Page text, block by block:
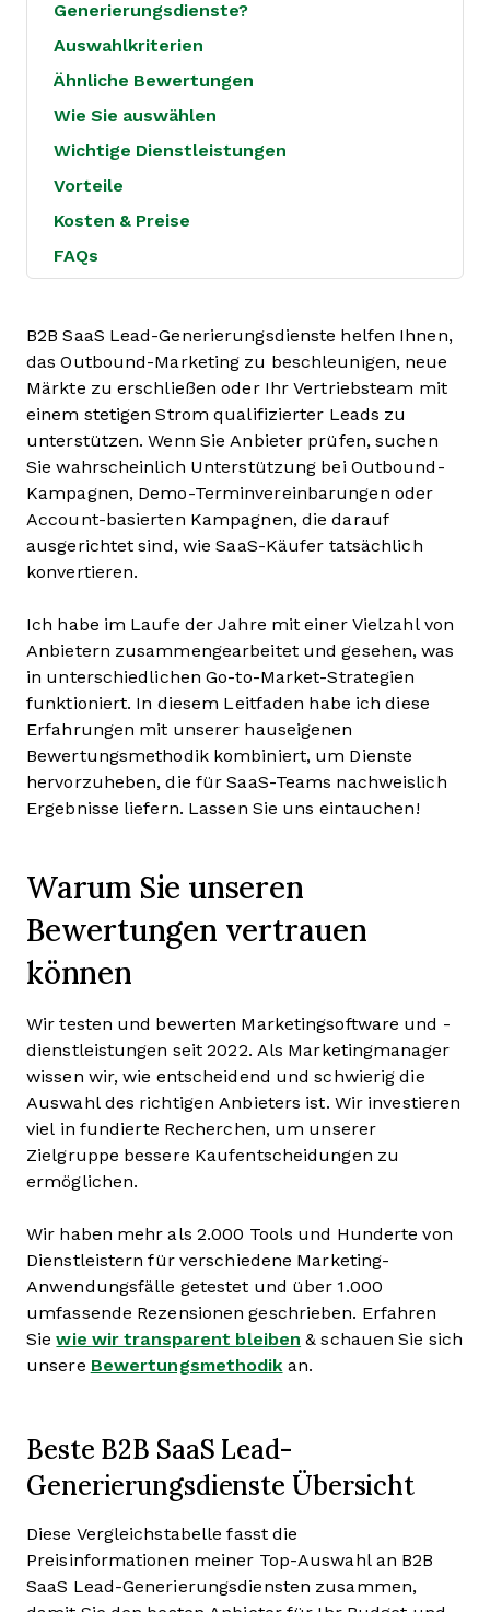
Generierungsdienste?
Auswahlkriterien
Ähnliche Bewertungen
Wie Sie auswählen
Wichtige Dienstleistungen
Vorteile
Kosten & Preise
FAQs
B2B SaaS Lead-Generierungsdienste helfen Ihnen,
das Outbound-Marketing zu beschleunigen, neue
Märkte zu erschließen oder Ihr Vertriebsteam mit
einem stetigen Strom qualifizierter Leads zu
unterstützen. Wenn Sie Anbieter prüfen, suchen
Sie wahrscheinlich Unterstützung bei Outbound-
Kampagnen, Demo-Terminvereinbarungen oder
Account-basierten Kampagnen, die darauf
ausgerichtet sind, wie SaaS-Käufer tatsächlich
konvertieren.
Ich habe im Laufe der Jahre mit einer Vielzahl von
Anbietern zusammengearbeitet und gesehen, was
in unterschiedlichen Go-to-Market-Strategien
funktioniert. In diesem Leitfaden habe ich diese
Erfahrungen mit unserer hauseigenen
Bewertungsmethodik kombiniert, um Dienste
hervorzuheben, die für SaaS-Teams nachweislich
Ergebnisse liefern. Lassen Sie uns eintauchen!
Warum Sie unseren
Bewertungen vertrauen
können
Wir testen und bewerten Marketingsoftware und -
dienstleistungen seit 2022. Als Marketingmanager
wissen wir, wie entscheidend und schwierig die
Auswahl des richtigen Anbieters ist. Wir investieren
viel in fundierte Recherchen, um unserer
Zielgruppe bessere Kaufentscheidungen zu
ermöglichen.
Wir haben mehr als 2.000 Tools und Hunderte von
Dienstleistern für verschiedene Marketing-
Anwendungsfälle getestet und über 1.000
umfassende Rezensionen geschrieben. Erfahren
Siewie wir transparent bleiben & schauen Sie sich
unsere Bewertungsmethodik an.
Beste B2B SaaS Lead-
Generierungsdienste Übersicht
Diese Vergleichstabelle fasst die
Preisinformationen meiner Top-Auswahl an B2B
SaaS Lead-Generierungsdiensten zusammen,